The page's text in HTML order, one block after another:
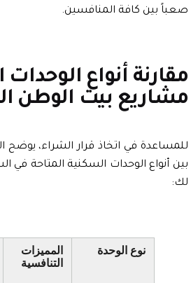
بين كافة المنافسين.
أنواع الوحدات
بيت الوطن
في اتخاذ قرار الشراء، يوضح
الوحدات السكنية المتاحة في السوق
نوع الوحدة
المميزات
التنافسية